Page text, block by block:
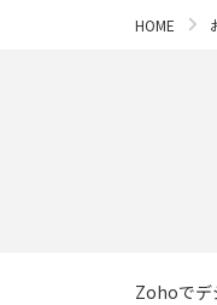
HOME
Zohoでデ